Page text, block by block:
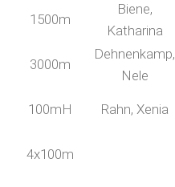
1500m
Biene,
Katharina
3000m
Dehnenkamp,
Nele
100mH Rahn, Xenia
4x100m